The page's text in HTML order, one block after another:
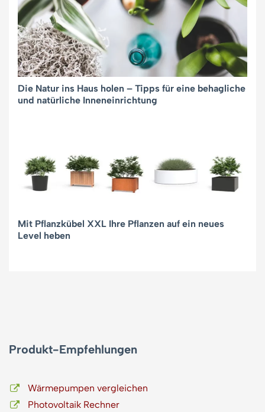
Die Natur ins Haus holen – Tipps für eine behagliche
und natürliche Inneneinrichtung
Mit Pflanzkübel XXL Ihre Pflanzen auf ein neues
Level heben
Produkt-Empfehlungen
Wärmepumpen vergleichen
Photovoltaik Rechner